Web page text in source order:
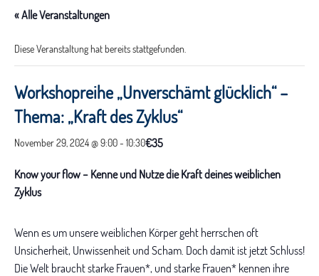
« Alle Veranstaltungen
Diese Veranstaltung hat bereits stattgefunden.
Workshopreihe „Unverschämt glücklich“ –
Thema: „Kraft des Zyklus“
November 29, 2024 @ 9:00- 10:30€35
Know your flow – Kenne und Nutze die Kraft deines weiblichen
Zyklus
Wenn es um unsere weiblichen Körper geht herrschen oft
Unsicherheit, Unwissenheit und Scham. Doch damit ist jetzt Schluss!
Die Welt braucht starke Frauen*, und starke Frauen* kennen ihre